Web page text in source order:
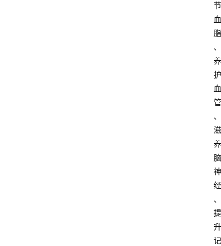
节
血
脂
、
养
护
血
管
、
滋
养
脑
神
经
、
提
升
记